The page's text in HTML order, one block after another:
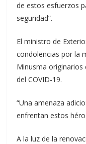
de estos esfuerzos
seguridad”.
El ministro de
condolencias por la
Minusma originarios
del COVID-19.
“Una amenaza
enfrentan estos
A la luz de la